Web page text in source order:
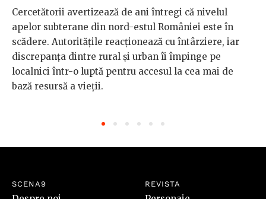
Cercetătorii avertizează de ani întregi că nivelul
apelor subterane din nord-estul României este în
scădere. Autoritățile reacționează cu întârziere, iar
discrepanța dintre rural și urban îi împinge pe
localnici într-o luptă pentru accesul la cea mai de
bază resursă a vieții.
SCENA9 REVISTA